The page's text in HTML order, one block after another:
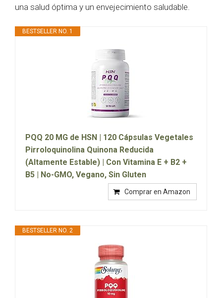
una salud óptima y un envejecimiento saludable.
BESTSELLER NO. 1
PQQ 20 MG de HSN | 120 Cápsulas Vegetales
Pirroloquinolina Quinona Reducida
(Altamente Estable) | Con Vitamina E + B2 +
B5 | No-GMO, Vegano, Sin Gluten
Comprar en Amazon
BESTSELLER NO. 2